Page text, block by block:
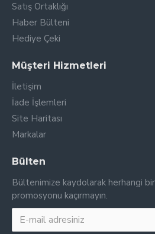
Satış Ortaklığı
Haber Bülteni
Hediye Çeki
Müşteri Hizmetleri
İletişim
İade İşlemleri
Site Haritası
Markalar
Bülten
Bültenimize kaydolarak herhangi
promosyonu kaçırmayın.